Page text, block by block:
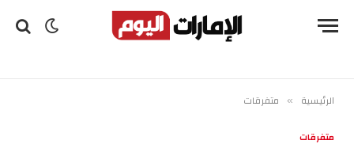
الرئيسية » متفرقات
متفرقات